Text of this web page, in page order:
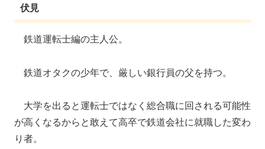
伏見
鉄道運転士編の主人公。
鉄道オタクの少年で、厳しい銀行員の父を持つ。
大学を出ると運転士ではなく総合職に回される可能性
が高くなるからと敢えて高卒で鉄道会社に就職した変わ
り者。